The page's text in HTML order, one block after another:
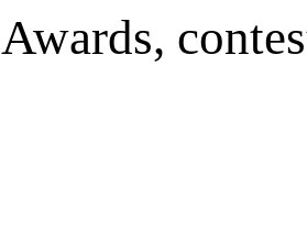
Awards,